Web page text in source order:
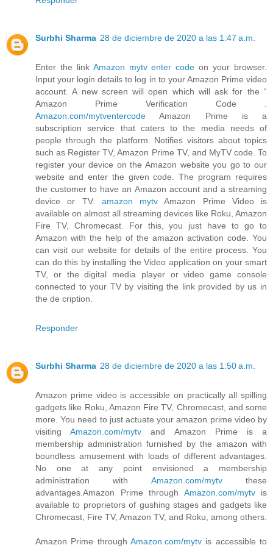
Surbhi Sharma 28 de diciembre de 2020 a las 1:47 a.m.
Enter the link Amazon mytv enter code on your browser.
Input your login details to log in to your Amazon Prime video
account. A new screen will open which will ask for the “
Amazon Prime Verification Code .
Amazon.com/mytventercode Amazon Prime is a
subscription service that caters to the media needs of
people through the platform. Notifies visitors about topics
such as Register TV, Amazon Prime TV, and MyTV code. To
register your device on the Amazon website you go to our
website and enter the given code. The program requires
the customer to have an Amazon account and a streaming
device or TV. amazon mytv Amazon Prime Video is
available on almost all streaming devices like Roku, Amazon
Fire TV, Chromecast. For this, you just have to go to
Amazon with the help of the amazon activation code. You
can visit our website for details of the entire process. You
can do this by installing the Video application on your smart
TV, or the digital media player or video game console
connected to your TV by visiting the link provided by us in
the de cription.
Responder
Surbhi Sharma 28 de diciembre de 2020 a las 1:50 a.m.
Amazon prime video is accessible on practically all spilling
gadgets like Roku, Amazon Fire TV, Chromecast, and some
more. You need to just actuate your amazon prime video by
visitingAmazon.com/mytv and Amazon Prime is a
membership administration furnished by the amazon with
boundless amusement with loads of different advantages.
No one at any point envisioned a membership
administration with Amazon.com/mytvthese
advantages.Amazon Prime through Amazon.com/mytvis
available to proprietors of gushing stages and gadgets like
Chromecast, Fire TV, Amazon TV, and Roku, among others.
Amazon Prime through Amazon.com/mytv is accessible to